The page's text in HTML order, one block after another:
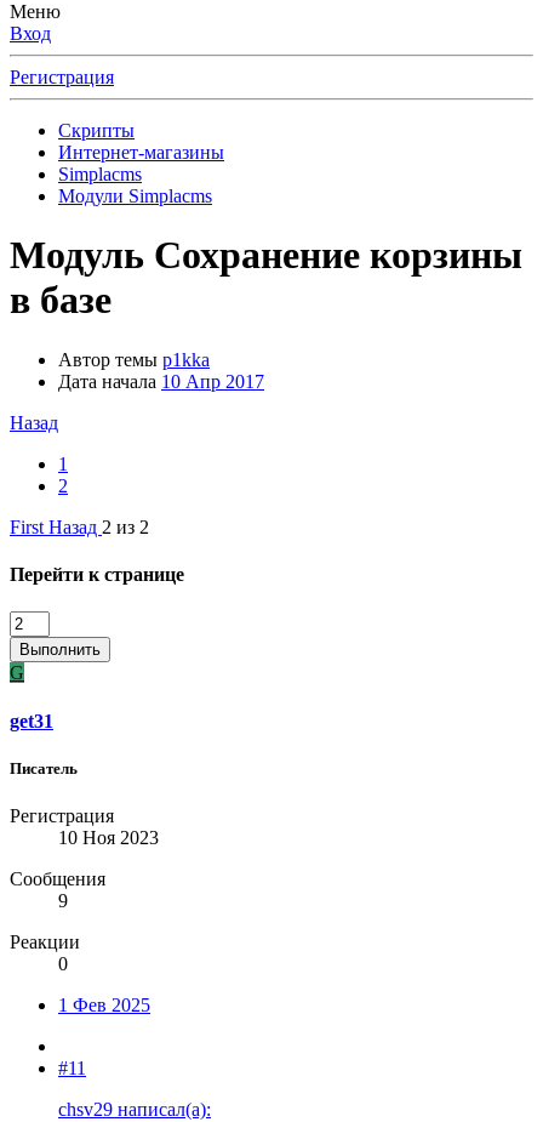
Меню
Вход
Регистрация
Скрипты
Интернет-магазины
Simplacms
Модули Simplacms
Модуль Сохранение корзины
в базе
Автор темы p1kka
Дата начала 10 Апр 2017
Назад
1
2
First Назад 2 из 2
Перейти к странице
Выполнить
G
get31
Писатель
Регистрация
10 Ноя 2023
Сообщения
9
Реакции
0
1 Фев 2025
#11
chsv29 написал(а):